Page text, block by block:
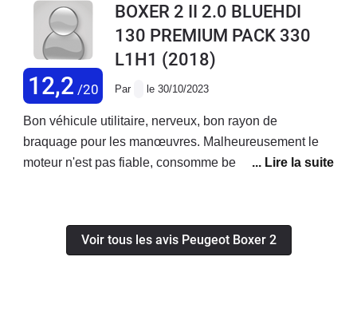
12,2 /20
BOXER 2 II 2.0 BLUEHDI
130 PREMIUM PACK 330
L1H1 (2018)
Par le 30/10/2023
Bon véhicule utilitaire, nerveux, bon rayon de
braquage pour les manœuvres. Malheureusement le
moteur n'est pas fiable, consomme beaucoup trop
Voir tous les avis Peugeot Boxer 2